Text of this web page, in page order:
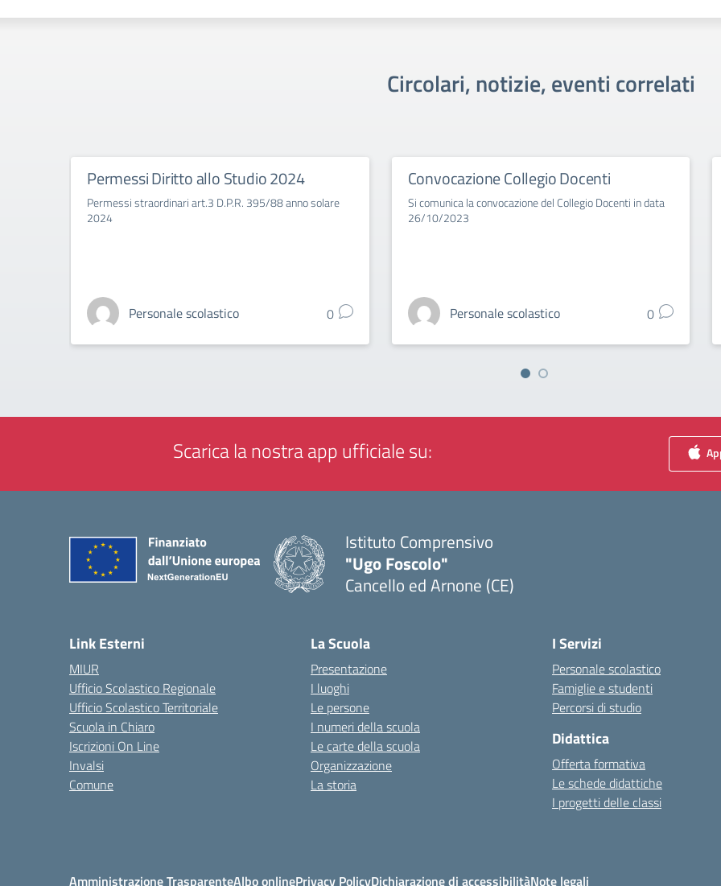
Circolari, notizie, eventi correlati
Permessi Diritto allo Studio 2024
Permessi straordinari art.3 D.P.R. 395/88 anno solare
2024
Personale scolastico 0
Convocazione Collegio Docenti
Si comunica la convocazione del Collegio Docenti in data
26/10/2023
Personale scolastico 0
Scarica la nostra app ufficiale su:
Istituto Comprensivo
"Ugo Foscolo"
Cancello ed Arnone (CE)
Link Esterni
MIUR
Ufficio Scolastico Regionale
Ufficio Scolastico Territoriale
Scuola in Chiaro
Iscrizioni On Line
Invalsi
Comune
La Scuola
Presentazione
I luoghi
Le persone
I numeri della scuola
Le carte della scuola
Organizzazione
La storia
I Servizi
Personale scolastico
Famiglie e studenti
Percorsi di studio
Didattica
Offerta formativa
Le schede didattiche
I progetti delle classi
Amministrazione TrasparenteAlbo onlinePrivacy PolicyDichiarazione di accessibilitàNote legali